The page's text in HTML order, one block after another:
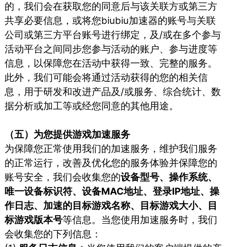
的，我们会在获取您的同意后与该关联方或第三方
共享必要信息，或将您biubiu加速器的账号与关联
公司或第三方平台账号进行绑定，及/或在多个参与
活动平台之间同步您参与活动的账户、参与进度等
信息，以保障您在活动中获得一致、完整的服务。
此外，我们可能会将通过活动获得的您的相关信
息，用于研发和改进产品及/或服务、综合统计、数
据分析或加工等或经您同意的其他用途。
（五）为您提供游戏加速服务
为保障您正常使用我们的加速服务，维护我们服务
的正常运行，改善及优化您的服务体验并保障您的
账号安全，我们会收集您的设备型号、操作系统、
唯一设备标识符、设备MAC地址、登录IP地址、操
作日志、加速的目标游戏名称、目标游戏大小、目
标游戏版本号等信息。当您使用加速服务时，我们
会收集您的下列信息：